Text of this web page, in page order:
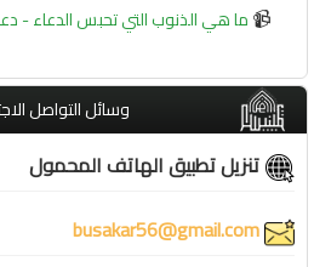
📹ما هي الذنوب التي تحبس الدعاء -
وسائل التواصل
تنزيل تطبيق الهاتف المحمول